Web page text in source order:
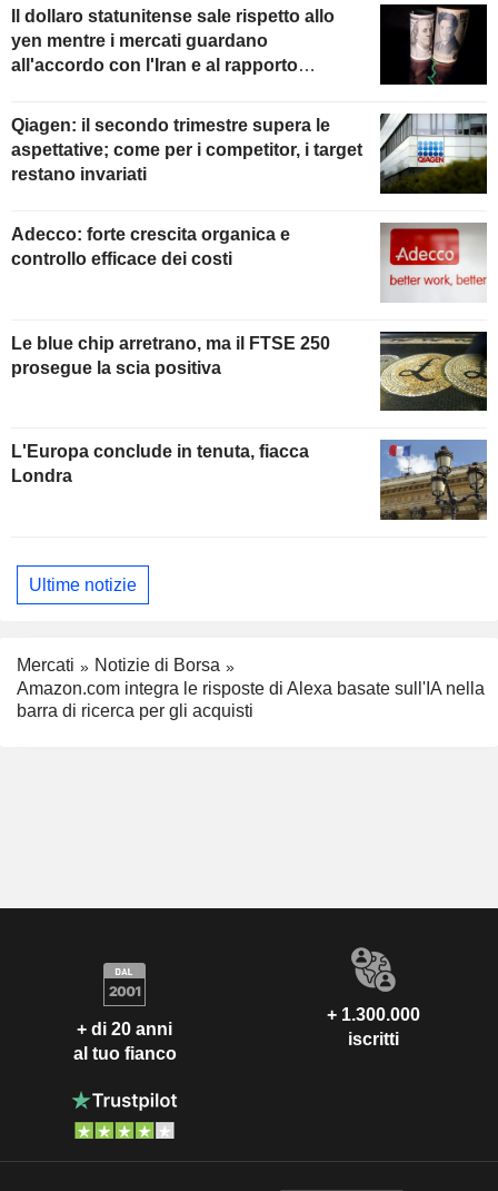
Il dollaro statunitense sale rispetto allo
yen mentre i mercati guardano
all'accordo con l'Iran e al rapporto
Qiagen: il secondo trimestre supera le
aspettative; come per i competitor, i target
restano invariati
Adecco: forte crescita organica e
controllo efficace dei costi
Le blue chip arretrano, ma il FTSE 250
prosegue la scia positiva
L'Europa conclude in tenuta, fiacca
Londra
Ultime notizie
Mercati
Notizie di Borsa
Amazon.com integra le risposte di Alexa basate sull'IA nella
barra di ricerca per gli acquisti
+ di 20 anni
al tuo fianco
+ 1.300.000
iscritti